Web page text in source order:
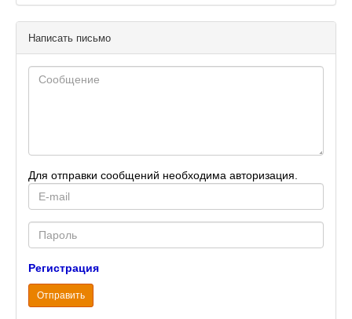
Написать письмо
Для отправки сообщений необходима авторизация.
mail
Password
Регистрация
Отправить